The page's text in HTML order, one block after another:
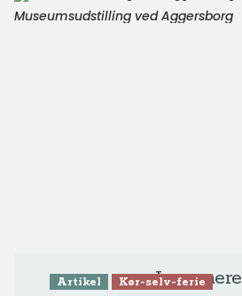
Museumsudstilling ved Aggersborg
Læs mere
Artikel Kør-selv-ferie